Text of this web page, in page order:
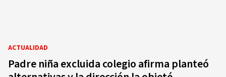
ACTUALIDAD
Padre niña excluida colegio afirma planteó